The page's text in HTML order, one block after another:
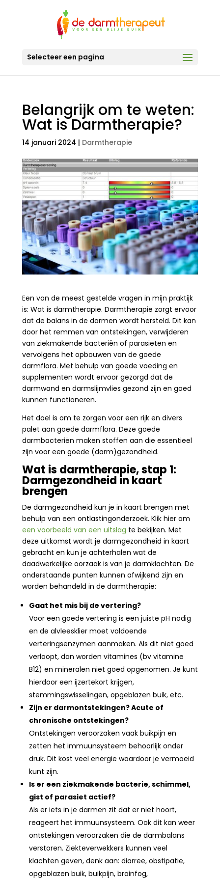
Selecteer een pagina
Belangrijk om te weten:
Wat is Darmtherapie?
14 januari 2024 | Darmtherapie
Een van de meest gestelde vragen in mijn praktijk
is: Wat is darmtherapie. Darmtherapie zorgt ervoor
dat de balans in de darmen wordt hersteld. Dit kan
door het remmen van ontstekingen, verwijderen
van ziekmakende bacteriën of parasieten en
vervolgens het opbouwen van de goede
darmflora. Met behulp van goede voeding en
supplementen wordt ervoor gezorgd dat de
darmwand en darmslijmvlies gezond zijn en goed
kunnen functioneren.
Het doel is om te zorgen voor een rijk en divers
palet aan goede darmflora. Deze goede
darmbacteriën maken stoffen aan die essentieel
zijn voor een goede (darm)gezondheid.
Wat is darmtherapie, stap 1:
Darmgezondheid in kaart
brengen
De darmgezondheid kun je in kaart brengen met
behulp van een ontlastingonderzoek. Klik hier om
een voorbeeld van een uitslag te bekijken. Met
deze uitkomst wordt je darmgezondheid in kaart
gebracht en kun je achterhalen wat de
daadwerkelijke oorzaak is van je darmklachten. De
onderstaande punten kunnen afwijkend zijn en
worden behandeld in de darmtherapie:
Gaat het mis bij de vertering?
Voor een goede vertering is een juiste pH nodig
en de alvleesklier moet voldoende
verteringsenzymen aanmaken. Als dit niet goed
verloopt, dan worden vitamines (bv vitamine
B12) en mineralen niet goed opgenomen. Je kunt
hierdoor een ijzertekort krijgen,
stemmingswisselingen, opgeblazen buik, etc.
Zijn er darmontstekingen? Acute of
chronische ontstekingen?
Ontstekingen veroorzaken vaak buikpijn en
zetten het immuunsysteem behoorlijk onder
druk. Dit kost veel energie waardoor je vermoeid
kunt zijn.
Is er een ziekmakende bacterie, schimmel,
gist of parasiet actief?
Als er iets in je darmen zit dat er niet hoort,
reageert het immuunsysteem. Ook dit kan weer
ontstekingen veroorzaken die de darmbalans
verstoren. Ziekteverwekkers kunnen veel
klachten geven, denk aan: diarree, obstipatie,
opgeblazen buik, buikpijn, brainfog,